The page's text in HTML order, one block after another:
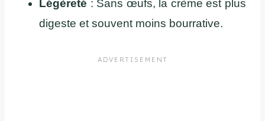
Légèreté : Sans œufs, la crème est plus
digeste et souvent moins bourrative.